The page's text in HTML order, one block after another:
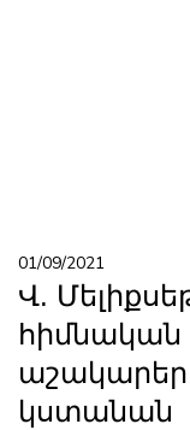
01/09/2021
Վ.
հիմնական
կստանան